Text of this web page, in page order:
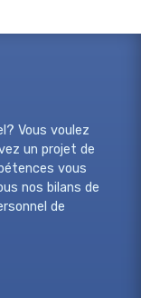
Vous voulez
un projet de
vous
nos bilans de
de